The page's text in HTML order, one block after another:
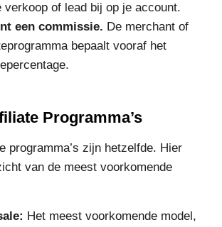
verkoop of lead bij op je account.
een commissie. De merchant of
bepaalt vooraf het
Programma’s
programma’s zijn hetzelfde. Hier
van de meest voorkomende
Het meest voorkomende model,